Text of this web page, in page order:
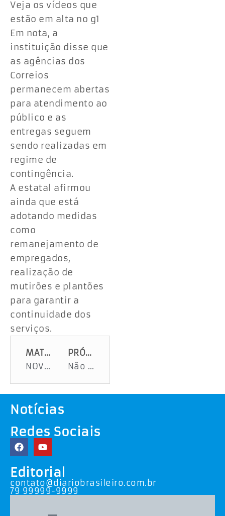
Veja os vídeos que
estão em alta no g1
Em nota, a
instituição disse que
as agências dos
Correios
permanecem abertas
para atendimento ao
público e as
entregas seguem
sendo realizadas em
regime de
contingência.
A estatal afirmou
ainda que está
adotando medidas
como
remanejamento de
empregados,
realização de
mutirões e plantões
para garantir a
continuidade dos
serviços.
MATÉRIA ANTERIOR
NOVO SALÁRIO MÍNIMO SERÁ DE R$1.621,OO e quem ganha acima do mínimo terá 4,66%
PRÓXIMA MATÉRIA
Não perca tempo e compre logo o que pode para o Ano Novo e veja o que está à disposição
Notícias
Redes Sociais
Editorial
contato@diariobrasileiro.com.br
79 99999-9999